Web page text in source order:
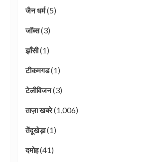
जैन धर्म(5)
जॉब्स(3)
झाँसी(1)
टीकमगड(1)
टेलीविजन(3)
ताज़ा खबरे(1,006)
तेंदूखेड़ा(1)
दमोह(41)